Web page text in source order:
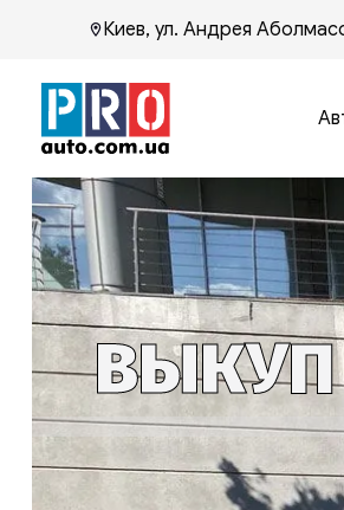
Киев, ул. Андрея
ВЫКУП